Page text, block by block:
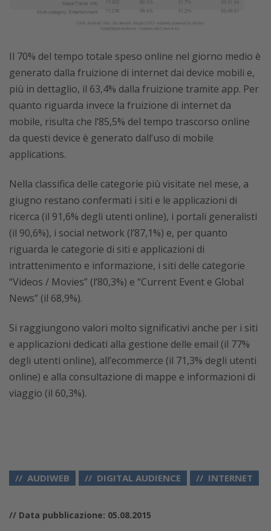
Il 70% del tempo totale speso online nel giorno medio è
generato dalla fruizione di internet dai device mobili e,
più in dettaglio, il 63,4% dalla fruizione tramite app. Per
quanto riguarda invece la fruizione di internet da
mobile, risulta che l’85,5% del tempo trascorso online
da questi device è generato dall’uso di mobile
applications.
Nella classifica delle categorie più visitate nel mese, a
giugno restano confermati i siti e le applicazioni di
ricerca (il 91,6% degli utenti online), i portali generalisti
(il 90,6%), i social network (l’87,1%) e, per quanto
riguarda le categorie di siti e applicazioni di
intrattenimento e informazione, i siti delle categorie
“Videos / Movies” (l’80,3%) e “Current Event e Global
News” (il 68,9%).
Si raggiungono valori molto significativi anche per i siti
e applicazioni dedicati alla gestione delle email (il 77%
degli utenti online), all’ecommerce (il 71,3% degli utenti
online) e alla consultazione di mappe e informazioni di
viaggio (il 60,3%).
AUDIWEB DIGITAL AUDIENCE INTERNET
// Data pubblicazione: 05.08.2015